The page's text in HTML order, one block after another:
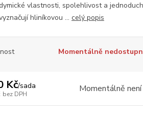
vlastnosti, spolehlivost a
hliníkovou ... celý popis
Momentálně
Kč/sada
bez DPH Momentálně